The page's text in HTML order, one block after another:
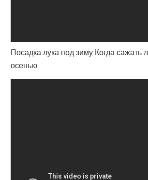
Посадка лука под зиму Когда сажать
осенью